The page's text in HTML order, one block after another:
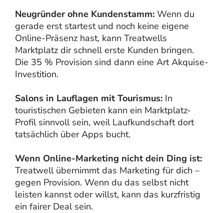
Neugründer ohne Kundenstamm: Wenn du
gerade erst startest und noch keine eigene
Online-Präsenz hast, kann Treatwells
Marktplatz dir schnell erste Kunden bringen.
Die 35 % Provision sind dann eine Art Akquise-
Investition.
Salons in Lauflagen mit Tourismus: In
touristischen Gebieten kann ein Marktplatz-
Profil sinnvoll sein, weil Laufkundschaft dort
tatsächlich über Apps bucht.
Wenn Online-Marketing nicht dein Ding ist:
Treatwell übernimmt das Marketing für dich –
gegen Provision. Wenn du das selbst nicht
leisten kannst oder willst, kann das kurzfristig
ein fairer Deal sein.